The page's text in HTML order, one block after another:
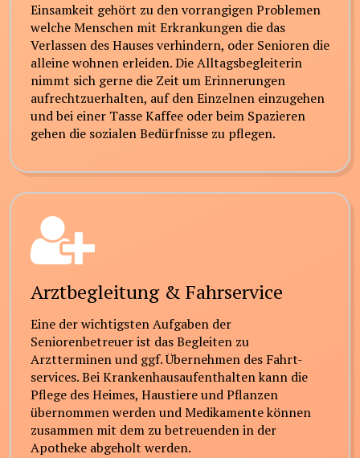
Einsamkeit gehört zu den vorrangigen Problemen
welche Menschen mit Erkrankungen die das
Verlassen des Hauses verhindern, oder Senioren die
alleine wohnen erleiden. Die Alltagsbegleiterin
nimmt sich gerne die Zeit um Erinnerungen
aufrechtzuerhalten, auf den Einzelnen einzugehen
und bei einer Tasse Kaffee oder beim Spazieren
gehen die sozialen Bedürfnisse zu pflegen.
Arztbegleitung & Fahrservice
Eine der wichtigsten Aufgaben der
Seniorenbetreuer ist das Begleiten zu
Arztterminen und ggf. Übernehmen des Fahrt-
services. Bei Krankenhausaufenthalten kann die
Pflege des Heimes, Haustiere und Pflanzen
übernommen werden und Medikamente können
zusammen mit dem zu betreuenden in der
Apotheke abgeholt werden.